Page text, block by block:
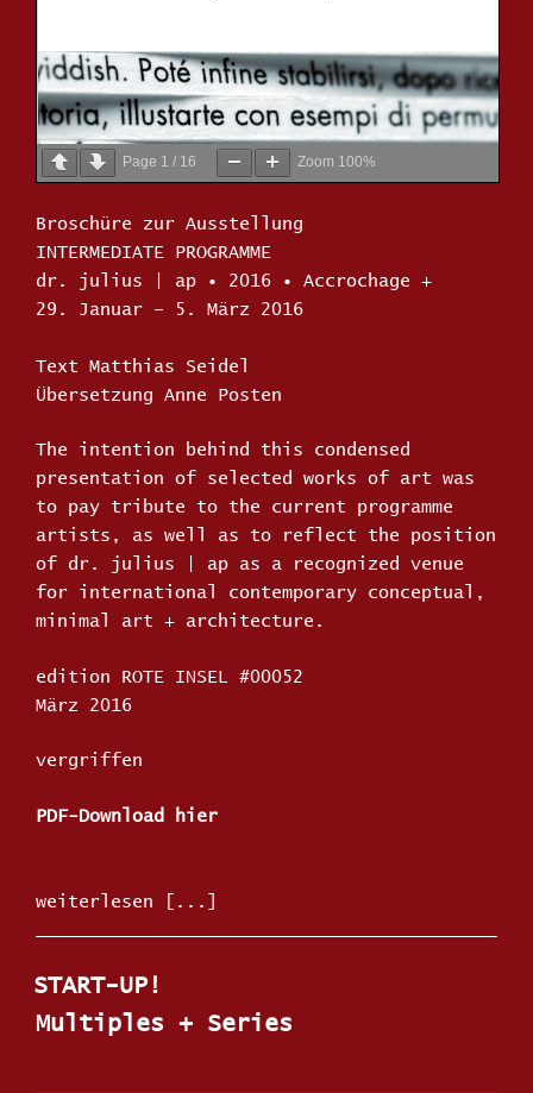
Page 1 / 16 Zoom 100%
Broschüre zur Ausstellung
INTERMEDIATE PROGRAMME
dr. julius | ap ∙ 2016 ∙ Accrochage +
29. Januar – 5. März 2016
Text Matthias Seidel
Übersetzung Anne Posten
The intention behind this condensed
presentation of selected works of art was
to pay tribute to the current programme
artists, as well as to reflect the position
of dr. julius | ap as a recognized venue
for international contemporary conceptual,
minimal art + architecture.
edition ROTE INSEL #00052
März 2016
vergriffen
PDF-Download hier
„INTERMEDIATE
weiterlesen
START-UP!
Multiples + Series